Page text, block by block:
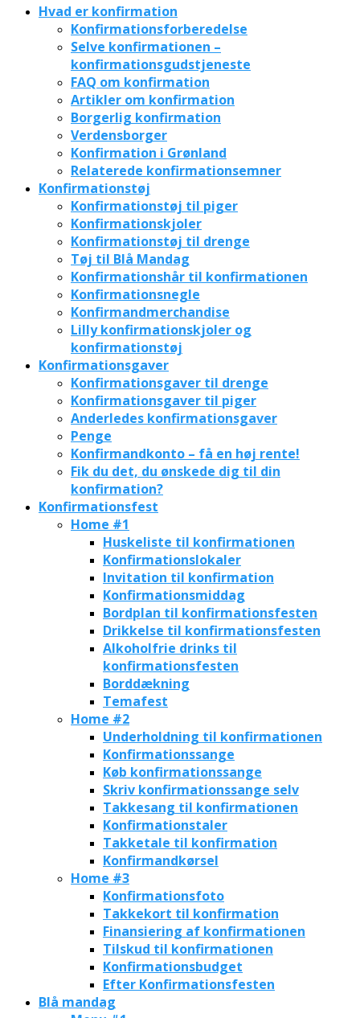
Hvad er konfirmation
Konfirmationsforberedelse
Selve konfirmationen –
konfirmationsgudstjeneste
FAQ om konfirmation
Artikler om konfirmation
Borgerlig konfirmation
Verdensborger
Konfirmation i Grønland
Relaterede konfirmationsemner
Konfirmationstøj
Konfirmationstøj til piger
Konfirmationskjoler
Konfirmationstøj til drenge
Tøj til Blå Mandag
Konfirmationshår til konfirmationen
Konfirmationsnegle
Konfirmandmerchandise
Lilly konfirmationskjoler og
konfirmationstøj
Konfirmationsgaver
Konfirmationsgaver til drenge
Konfirmationsgaver til piger
Anderledes konfirmationsgaver
Penge
Konfirmandkonto – få en høj rente!
Fik du det, du ønskede dig til din
konfirmation?
Konfirmationsfest
Home #1
Huskeliste til konfirmationen
Konfirmationslokaler
Invitation til konfirmation
Konfirmationsmiddag
Bordplan til konfirmationsfesten
Drikkelse til konfirmationsfesten
Alkoholfrie drinks til
konfirmationsfesten
Borddækning
Temafest
Home #2
Underholdning til konfirmationen
Konfirmationssange
Køb konfirmationssange
Skriv konfirmationssange selv
Takkesang til konfirmationen
Konfirmationstaler
Takketale til konfirmation
Konfirmandkørsel
Home #3
Konfirmationsfoto
Takkekort til konfirmation
Finansiering af konfirmationen
Tilskud til konfirmationen
Konfirmationsbudget
Efter Konfirmationsfesten
Blå mandag